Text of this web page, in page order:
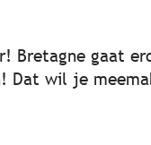
Bretagne gaat
Dat wil je